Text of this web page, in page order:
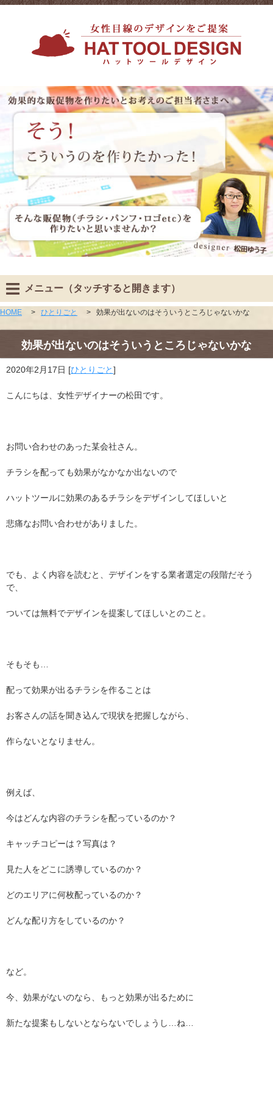
メニュー（タッチすると開きます）
HOME > ひとりごと > 効果が出ないのはそういうところじゃないかな
効果が出ないのはそういうところじゃないかな
2020年2月17日 [ひとりごと]
こんにちは、女性デザイナーの松田です。
お問い合わせのあった某会社さん。
チラシを配っても効果がなかなか出ないので
ハットツールに効果のあるチラシをデザインしてほしいと
悲痛なお問い合わせがありました。
でも、よく内容を読むと、デザインをする業者選定の段階だそう
で、
ついては無料でデザインを提案してほしいとのこと。
そもそも…
配って効果が出るチラシを作ることは
お客さんの話を聞き込んで現状を把握しながら、
作らないとなりません。
例えば、
今はどんな内容のチラシを配っているのか？
キャッチコピーは？写真は？
見た人をどこに誘導しているのか？
どのエリアに何枚配っているのか？
どんな配り方をしているのか？
など。
今、効果がないのなら、もっと効果が出るために
新たな提案もしないとならないでしょうし…ね…